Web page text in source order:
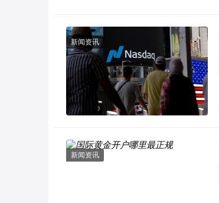
新闻资讯
新闻资讯